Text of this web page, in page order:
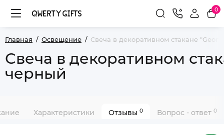
0
Главная Освещение Свеча в декоративном стакане
Свеча в декоративном
черный
Характеристики Отзывы 0 Вопрос - ответ 0